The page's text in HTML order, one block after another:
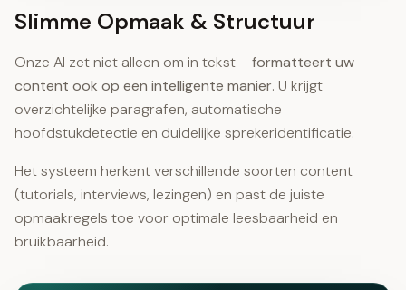
Slimme Opmaak & Structuur
Onze AI zet niet alleen om in tekst – formatteert uw
content ook op een intelligente manier. U krijgt
overzichtelijke paragrafen, automatische
hoofdstukdetectie en duidelijke sprekeridentificatie.
Het systeem herkent verschillende soorten content
(tutorials, interviews, lezingen) en past de juiste
opmaakregels toe voor optimale leesbaarheid en
bruikbaarheid.